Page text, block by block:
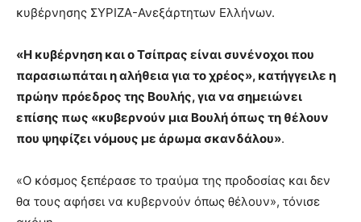
κυβέρνησης ΣΥΡΙΖΑ-Ανεξάρτητων Ελλήνων.
«Η κυβέρνηση και ο Τσίπρας είναι συνένοχοι που
παρασιωπάται η αλήθεια για το χρέος», κατήγγειλε η
πρώην πρόεδρος της Βουλής, για να σημειώνει
επίσης πως «κυβερνούν μια Βουλή όπως τη θέλουν
που ψηφίζει νόμους με άρωμα σκανδάλου».
«Ο κόσμος ξεπέρασε το τραύμα της προδοσίας και δεν
θα τους αφήσει να κυβερνούν όπως θέλουν», τόνισε